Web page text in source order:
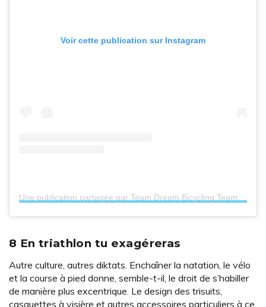
Voir cette publication sur Instagram
8 En triathlon tu exagéreras
Autre culture, autres diktats. Enchaîner la natation, le vélo
et la course à pied donne, semble-t-il, le droit de s’habiller
de manière plus excentrique. Le design des trisuits,
casquettes à visière et autres accessoires particuliers à ce